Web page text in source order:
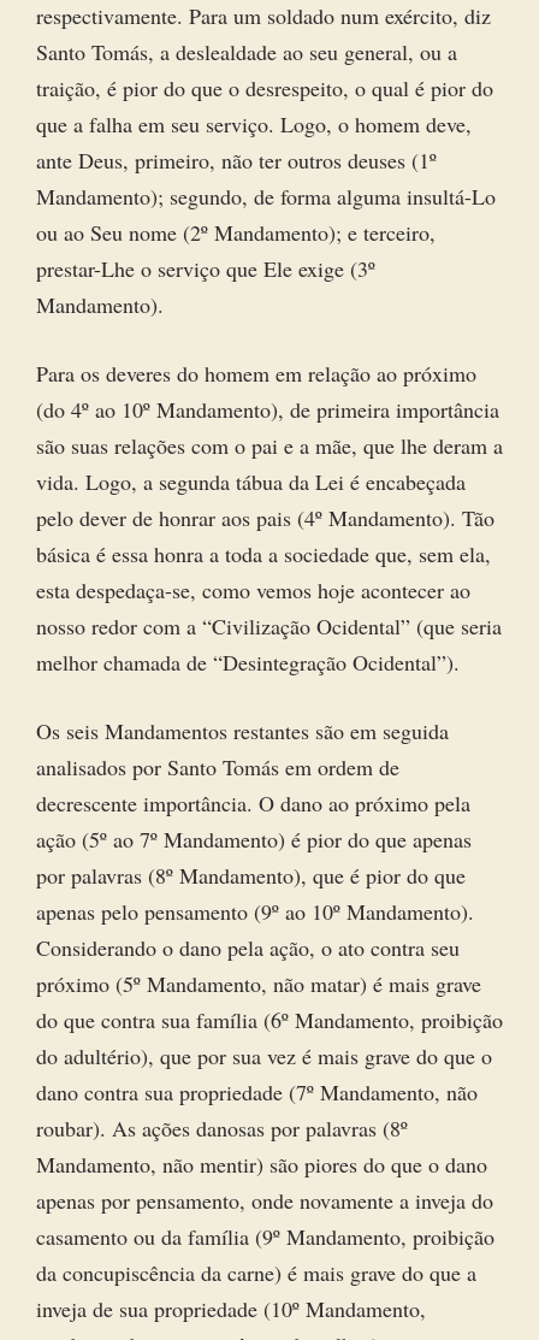
respectivamente. Para um soldado num exército, diz
Santo Tomás, a deslealdade ao seu general, ou a
traição, é pior do que o desrespeito, o qual é pior do
que a falha em seu serviço. Logo, o homem deve,
ante Deus, primeiro, não ter outros deuses (1º
Mandamento); segundo, de forma alguma insultá-Lo
ou ao Seu nome (2º Mandamento); e terceiro,
prestar-Lhe o serviço que Ele exige (3º
Mandamento).
Para os deveres do homem em relação ao próximo
(do 4º ao 10º Mandamento), de primeira importância
são suas relações com o pai e a mãe, que lhe deram a
vida. Logo, a segunda tábua da Lei é encabeçada
pelo dever de honrar aos pais (4º Mandamento). Tão
básica é essa honra a toda a sociedade que, sem ela,
esta despedaça-se, como vemos hoje acontecer ao
nosso redor com a “Civilização Ocidental” (que seria
melhor chamada de “Desintegração Ocidental”).
Os seis Mandamentos restantes são em seguida
analisados por Santo Tomás em ordem de
decrescente importância. O dano ao próximo pela
ação (5º ao 7º Mandamento) é pior do que apenas
por palavras (8º Mandamento), que é pior do que
apenas pelo pensamento (9º ao 10º Mandamento).
Considerando o dano pela ação, o ato contra seu
próximo (5º Mandamento, não matar) é mais grave
do que contra sua família (6º Mandamento, proibição
do adultério), que por sua vez é mais grave do que o
dano contra sua propriedade (7º Mandamento, não
roubar). As ações danosas por palavras (8º
Mandamento, não mentir) são piores do que o dano
apenas por pensamento, onde novamente a inveja do
casamento ou da família (9º Mandamento, proibição
da concupiscência da carne) é mais grave do que a
inveja de sua propriedade (10º Mandamento,